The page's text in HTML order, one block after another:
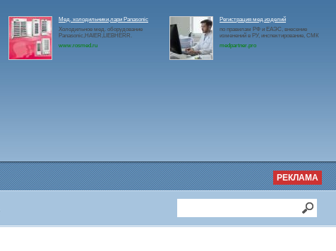
Мед. холодильники,лари Panasonic
Холодильное мед. оборудование
Panasonic,HAIER,LIEBHERR.
www.rosmed.ru
Регистрация мед.изделий
по правилам РФ и ЕАЭС, внесение
изменений в РУ, инспектирование, СМК
medpartner.pro
РЕКЛАМА